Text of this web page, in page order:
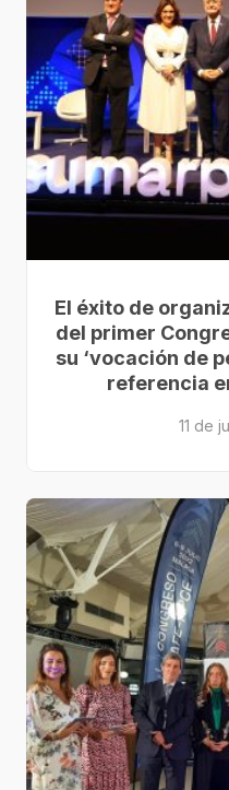
El éxito de
del primer
su ‘vocación de
referencia
11 de